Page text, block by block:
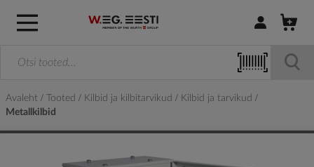
Logi sisse /
Avaleht Tooted Kilbid ja kilbitarvikud
Kilbid ja tarvikud
Metallkilbid